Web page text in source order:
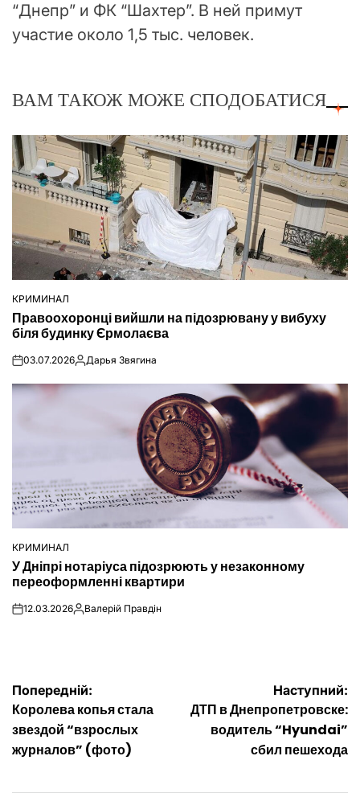
“Днепр” и ФК “Шахтер”. В ней примут
участие около 1,5 тыс. человек.
ВАМ ТАКОЖ МОЖЕ СПОДОБАТИСЯ
ОПУБЛІКУВАТИ
КРИМИНАЛ
Правоохоронці вийшли на підозрювану у вибуху
біля будинку Єрмолаєва
on03.07.2026Опубліковано
Дарья Звягина
ОПУБЛІКУВАТИ
У
КРИМИНАЛ
У Дніпрі нотаріуса підозрюють у незаконному
переоформленні квартири
on12.03.2026Опубліковано
Валерій Правдін
Навігація
записів
Попередній:
Королева копья стала
звездой “взрослых
журналов” (фото)
Наступний:
ДТП в Днепропетровске:
водитель “Hyundai”
сбил пешехода